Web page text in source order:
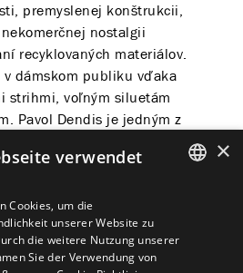
premyslenej konštrukcii,
nostalgii
recyklovaných materiálov.
dámskom publiku vďaka
strihmi, voľným siluetám
Pavol Dendis je jedným z
ktorí navrhli kostýmy
'22 v SND.
GERMAN
×
verwendet
Cookies, um die
unserer Website zu
die weitere Nutzung unserer
Sie der Verwendung von